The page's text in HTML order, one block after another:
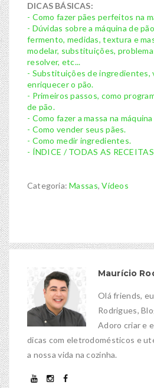
DICAS BÁSICAS:
- Como fazer pães perfeitos na
- Dúvidas sobre a máquina de
fermento, medidas, textura e
modelar, substituições,
resolver, etc...
- Substituições de ingredientes,
enriquecer o pão.
- Primeiros passos, como
de pão.
- Como fazer a massa na
- Como vender seus pães.
- Como medir ingredientes.
- ÍNDICE / TODAS AS RECEITAS
Categoria:Massas,Vídeos
Maurício
Olá friends,
Rodrigues,
Adoro criar e
dicas com eletrodomésticos e
a nossa vida na cozinha.